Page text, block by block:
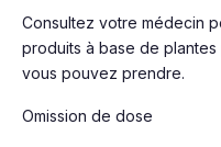
Consultez votre médecin
produits à base de
vous pouvez prendre.
Omission de dose